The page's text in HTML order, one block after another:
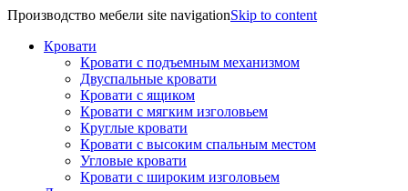
Производство мебели site navigationSkip to content
Кровати
Кровати с подъемным механизмом
Двуспальные кровати
Кровати с ящиком
Кровати с мягким изголовьем
Круглые кровати
Кровати с высоким спальным местом
Угловые кровати
Кровати с широким изголовьем